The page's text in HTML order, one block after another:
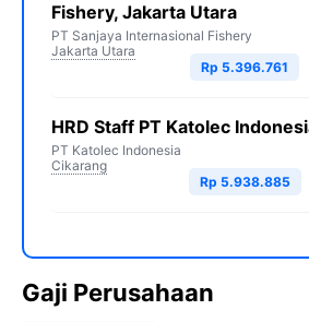
Fishery, Jakarta Utara
PT Sanjaya Internasional Fishery
Jakarta Utara
Rp 5.396.761
HRD Staff PT Katolec
PT Katolec Indonesia
Cikarang
Rp 5.938.885
Gaji Perusahaan